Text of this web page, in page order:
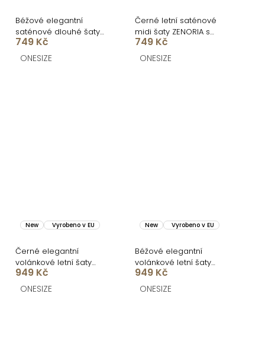
Béžové elegantní
saténové dlouhé šaty
BLYVIA
749 Kč
ONESIZE
Černé letní saténové
midi šaty ZENORIA s
krajkou
749 Kč
ONESIZE
New Vyrobeno v EU
Černé elegantní
volánkové letní šaty
VELANA
949 Kč
ONESIZE
New Vyrobeno v EU
Béžové elegantní
volánkové letní šaty
VELANA
949 Kč
ONESIZE